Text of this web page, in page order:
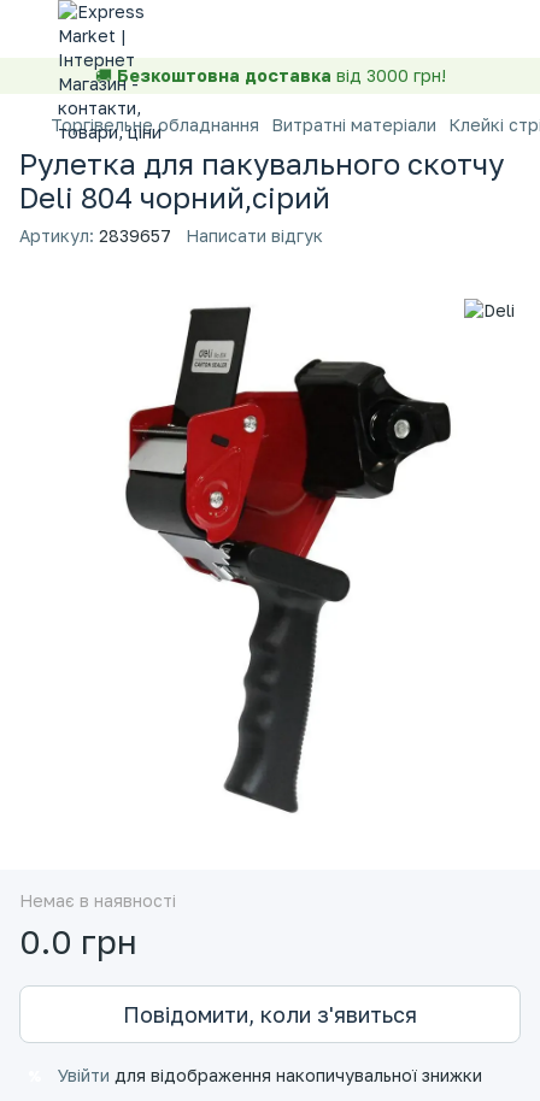
🚚 Безкоштовна доставка від 3000 грн!
Торгівельне обладнання Витратні матеріали Клейкі
Рулетка для пакувального скотчу
Deli 804 чорний,сірий
Артикул: 2839657 Написати відгук
Немає в наявності
0.0 грн
Повідомити, коли з'явиться
Увійти для відображення накопичувальної знижки